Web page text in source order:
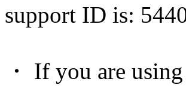
support ID is:
・ If you are